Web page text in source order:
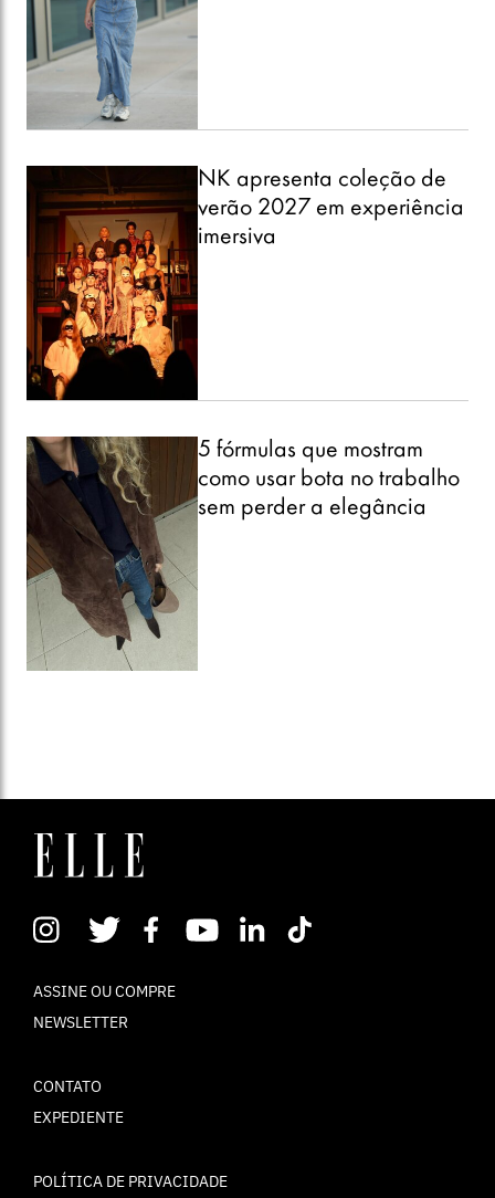
NK apresenta coleção de
verão 2027 em experiência
imersiva
5 fórmulas que mostram
como usar bota no trabalho
sem perder a elegância
ASSINE OU COMPRE
NEWSLETTER
CONTATO
EXPEDIENTE
POLÍTICA DE PRIVACIDADE